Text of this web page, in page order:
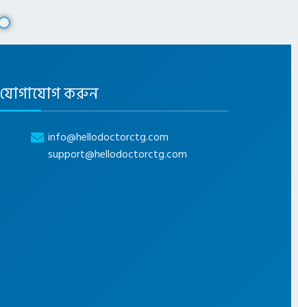
যোগাযোগ করুন
info@hellodoctorctg.com
support@hellodoctorctg.com